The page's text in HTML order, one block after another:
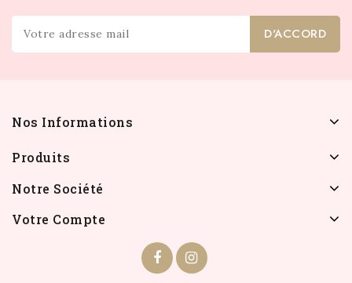
Nos Informations
Produits
Notre Société
Votre Compte